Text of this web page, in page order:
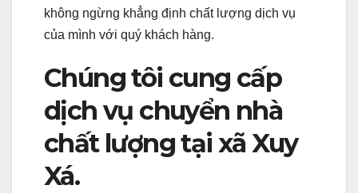
không ngừng khẳng định chất lượng dịch vụ
của mình với quý khách hàng.
Chúng tôi cung cấp
dịch vụ chuyển nhà
chất lượng tại xã Xuy
Xá.